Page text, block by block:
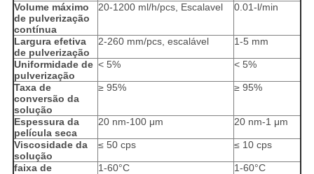
Volume máximo
de pulverização
contínua
20-1200 ml/h/pcs, Escalavel 0.01-l/min
Largura efetiva
de pulverização
2-260 mm/pcs, escalável 1-5 mm
Uniformidade de
pulverização
< 5% < 5%
Taxa de
conversão da
solução
≥ 95% ≥ 95%
Espessura da
película seca
20 nm-100 μm 20 nm-1 μm
Viscosidade da
solução
≤ 50 cps ≤ 10 cps
faixa de
1-60°C 1-60°C